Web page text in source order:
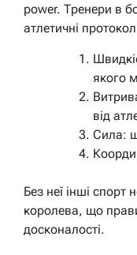
power. Тренери в
атлетичні
якого
від
Сила:
Без неї інші
королева, що
досконалості.